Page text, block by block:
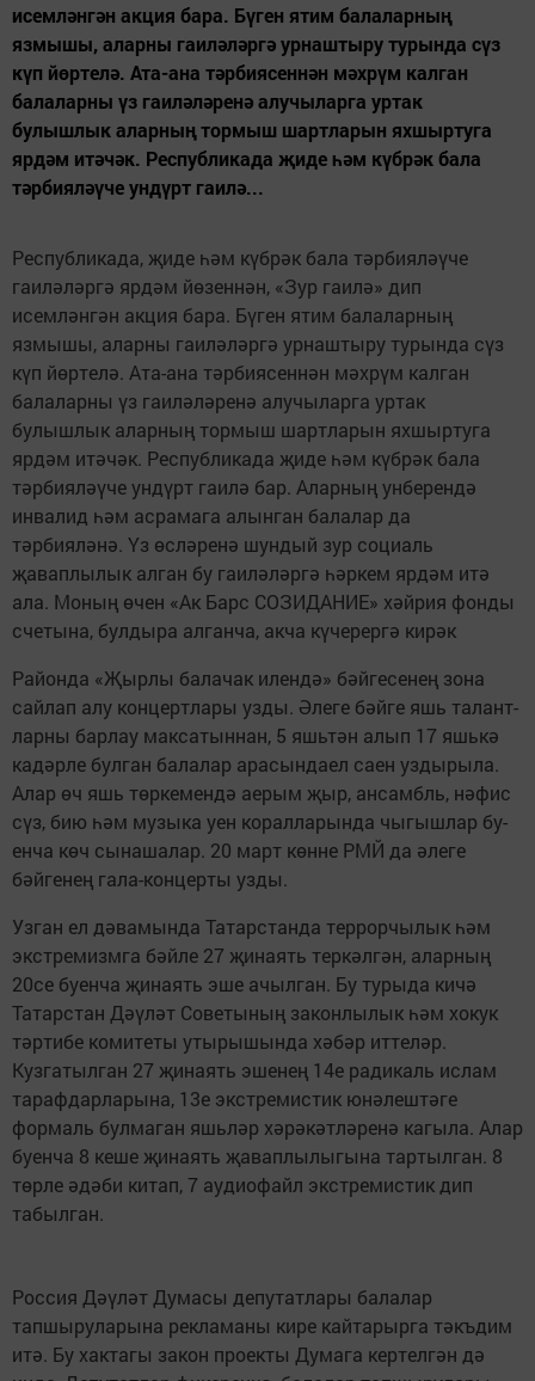
исемләнгән акция бара. Бүген ятим балаларның
язмышы, аларны гаиләләргә урнаштыру турында сүз
күп йөртелә. Ата-ана тәрбиясеннән мәхрүм калган
балаларны үз гаиләләренә алучыларга уртак
булышлык аларның тормыш шартларын яхшыртуга
ярдәм итәчәк. Республикада җиде һәм күбрәк бала
тәрбияләүче ундүрт гаилә...
Республикада, җиде һәм күбрәк бала тәрбияләүче
гаиләләргә ярдәм йөзеннән, «Зур гаилә» дип
исемләнгән акция бара. Бүген ятим балаларның
язмышы, аларны гаиләләргә урнаштыру турында сүз
күп йөртелә. Ата-ана тәрбиясеннән мәхрүм калган
балаларны үз гаиләләренә алучыларга уртак
булышлык аларның тормыш шартларын яхшыртуга
ярдәм итәчәк. Республикада җиде һәм күбрәк бала
тәрбияләүче ундүрт гаилә бар. Аларның унберендә
инвалид һәм асрамага алынган балалар да
тәрбияләнә. Үз өсләренә шундый зур социаль
җаваплылык алган бу гаиләләргә һәркем ярдәм итә
ала. Моның өчен «Ак Барс СОЗИДАНИЕ» хәйрия фонды
счетына, булдыра алганча, акча күчерергә кирәк
Ра­йон­да «Җыр­лы ба­ла­чак илен­дә» бәй­ге­се­нең зо­на
сай­лап алу кон­церт­ла­ры узды. Әле­ге бәй­ге яшь та­лант­
лар­ны бар­лау мак­са­тын­нан, 5 яшь­тән алып 17 яшь­кә
ка­дәр­ле бул­ган ба­ла­лар ара­сын­даел саен уз­ды­ры­ла.
Алар өч яшь төр­ке­мен­дә ае­рым җыр, ан­самбль, нә­фис
сүз, бию һәм му­зы­ка уен ко­рал­ла­рын­да чы­гыш­лар бу­
ен­ча көч сы­на­ша­лар. 20 март көнне РМЙ да әлеге
бәйгенең гала-концерты узды.
Узган ел дәвамында Татарстанда террорчылык һәм
экстремизмга бәйле 27 җинаять теркәлгән, аларның
20се буенча җинаять эше ачылган. Бу турыда кичә
Татарстан Дәүләт Советының законлылык һәм хокук
тәртибе комитеты утырышында хәбәр иттеләр.
Кузгатылган 27 җинаять эшенең 14е радикаль ислам
тарафдарларына, 13е экстремистик юнәлештәге
формаль булмаган яшьләр хәрәкәтләренә кагыла. Алар
буенча 8 кеше җинаять җавап­лылыгына тартылган. 8
төрле әдәби китап, 7 аудиофайл экстремистик дип
табылган.
Россия Дәү­ләт Думасы депутатлары балалар
тапшыруларына рекламаны кире кайтарырга тәкъ­дим
итә. Бу хактагы закон проекты Думага кер­тел­гән дә